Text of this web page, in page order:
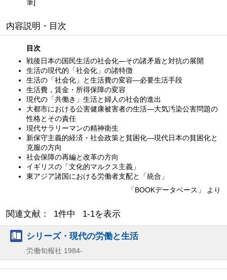
筆]
内容説明・目次
目次
戦後日本の国民生活の社会化—その諸矛盾と対抗の展開
生活の現代的「社会化」の諸特徴
生活の「社会化」と生活費の変容—必要生活手段
生活費，賃金・所得保障の変容
現代の「共働き」生活と婦人の社会的進出
大都市における公害健康被害者の生活—大気汚染公害問題の
性格とその責任
現代サラリーマンの精神衛生
新保守主義的経済・社会政策と貧困化—現代日本の貧困化と
克服の方向
社会保障の再編と改革の方向
イギリスの「文化的マルクス主義」
東アジア諸国における労働者支配と「統合」
「BOOKデータベース」 より
関連文献： 1件中 1-1を表示
シリーズ・現代の労働と生活
労働旬報社 1984-